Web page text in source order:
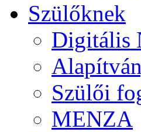
Szülőknek
Digitális
Szülői
MENZA